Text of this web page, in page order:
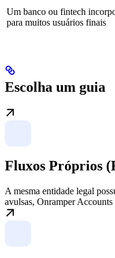
Um banco ou fintech
para muitos usuários finais
Escolha um guia
Fluxos Próprios
A mesma entidade legal
avulsas, Onramper